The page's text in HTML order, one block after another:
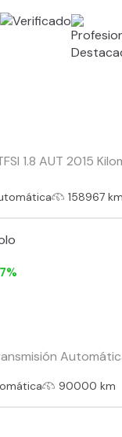
1.8 AUT 2015
158967 km
90000 km